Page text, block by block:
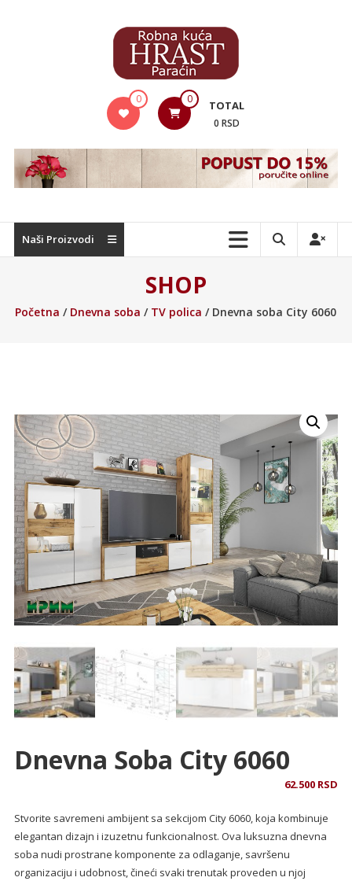
Nameštaj
0 0 TOTAL
0 RSD
Naši Proizvodi
SHOP
Početna / Dnevna soba / TV polica / Dnevna soba City 6060
Dnevna Soba City 6060
62.500 RSD
Stvorite savremeni ambijent sa sekcijom City 6060, koja kombinuje
elegantan dizajn i izuzetnu funkcionalnost. Ova luksuzna dnevna
soba nudi prostrane komponente za odlaganje, savršenu
organizaciju i udobnost, čineći svaki trenutak proveden u njoj